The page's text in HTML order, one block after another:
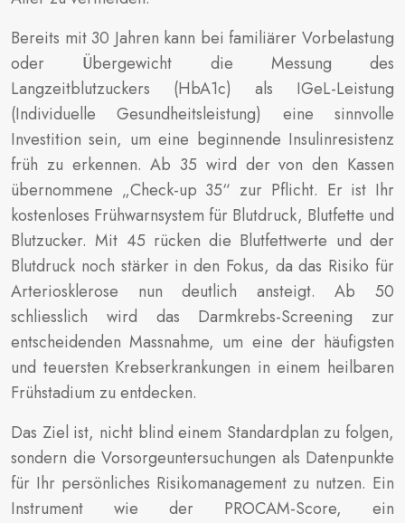
Bereits mit 30 Jahren kann bei familiärer Vorbelastung
oder Übergewicht die Messung des
Langzeitblutzuckers (HbA1c) als IGeL-Leistung
(Individuelle Gesundheitsleistung) eine sinnvolle
Investition sein, um eine beginnende Insulinresistenz
früh zu erkennen. Ab 35 wird der von den Kassen
übernommene „Check-up 35“ zur Pflicht. Er ist Ihr
kostenloses Frühwarnsystem für Blutdruck, Blutfette und
Blutzucker. Mit 45 rücken die Blutfettwerte und der
Blutdruck noch stärker in den Fokus, da das Risiko für
Arteriosklerose nun deutlich ansteigt. Ab 50
schliesslich wird das Darmkrebs-Screening zur
entscheidenden Massnahme, um eine der häufigsten
und teuersten Krebserkrankungen in einem heilbaren
Frühstadium zu entdecken.
Das Ziel ist, nicht blind einem Standardplan zu folgen,
sondern die Vorsorgeuntersuchungen als Datenpunkte
für Ihr persönliches Risikomanagement zu nutzen. Ein
Instrument wie der PROCAM-Score, ein